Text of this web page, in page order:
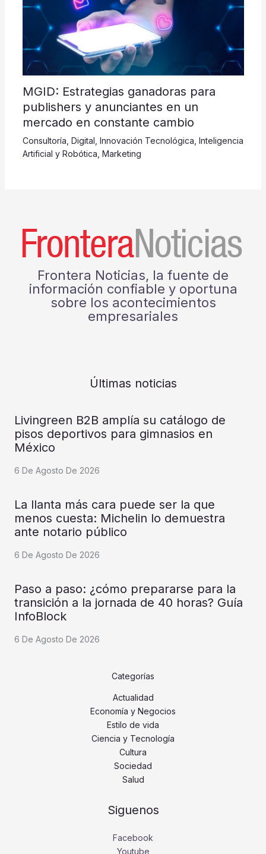
MGID: Estrategias ganadoras para
publishers y anunciantes en un
mercado en constante cambio
Consultoría Digital Innovación Tecnológica Inteligencia
Artificial y Robótica Marketing
Frontera Noticias, la fuente de
información confiable y oportuna
sobre los acontecimientos
empresariales
Últimas noticias
Livingreen B2B amplía su catálogo de
pisos deportivos para gimnasios en
México
6 De Agosto De 2026
La llanta más cara puede ser la que
menos cuesta: Michelin lo demuestra
ante notario público
6 De Agosto De 2026
Paso a paso: ¿cómo prepararse para la
transición a la jornada de 40 horas? Guía
InfoBlock
6 De Agosto De 2026
Categorías
Actualidad
Economía y Negocios
Estilo de vida
Ciencia y Tecnología
Cultura
Sociedad
Salud
Siguenos
Facebook
Youtube